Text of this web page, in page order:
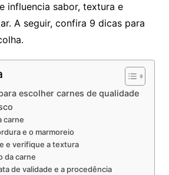
influencia sabor, textura e
A seguir, confira 9 dicas para
escolher carnes de qualidade
carne
e o marmoreio
e verifique a textura
da carne
de validade e a procedência